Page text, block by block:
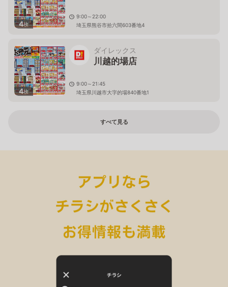
4枚
9:00～22:00
埼玉県熊谷市拾六間603番地4
4枚
ダイレックス
川越的場店
9:00～21:45
埼玉県川越市大字的場840番地1
すべて見る